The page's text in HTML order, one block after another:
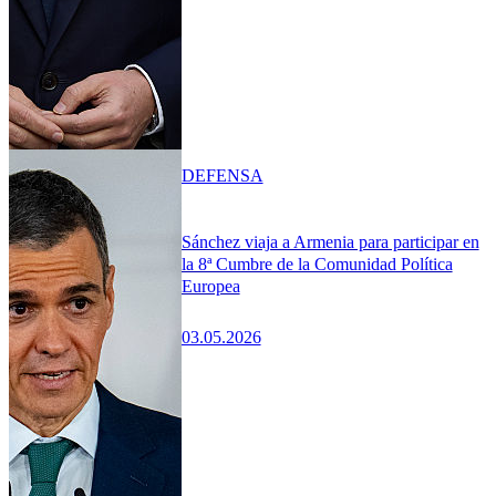
Sánchez viaja a Armenia para participar en
la 8ª Cumbre de la Comunidad Política
Europea
03.05.2026
DEFENSA